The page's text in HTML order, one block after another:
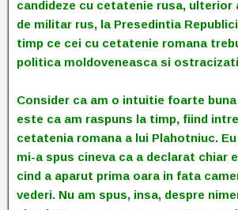
candideze cu cetatenie rusa, ulterior
de militar rus, la Presedintia
timp ce cei cu cetatenie romana
politica moldoveneasca si
Consider ca am o intuitie foarte
este ca am raspuns la timp, fiind
cetatenia romana a lui Plahotniuc.
mi-a spus cineva ca a declarat chiar
cind a aparut prima oara in fata
vederi. Nu am spus, insa, despre